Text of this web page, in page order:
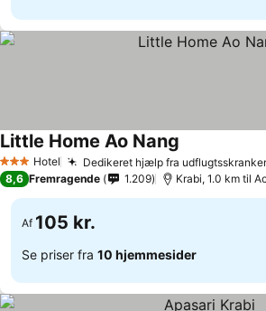
3 StjernerHotel Dedikeret hjælp fra
Little Home Ao Nang
8,6 Fremragende 1.209 Krabi, 1.0 km til
Af 105 kr.
Se priser fra 10 hjemmesider